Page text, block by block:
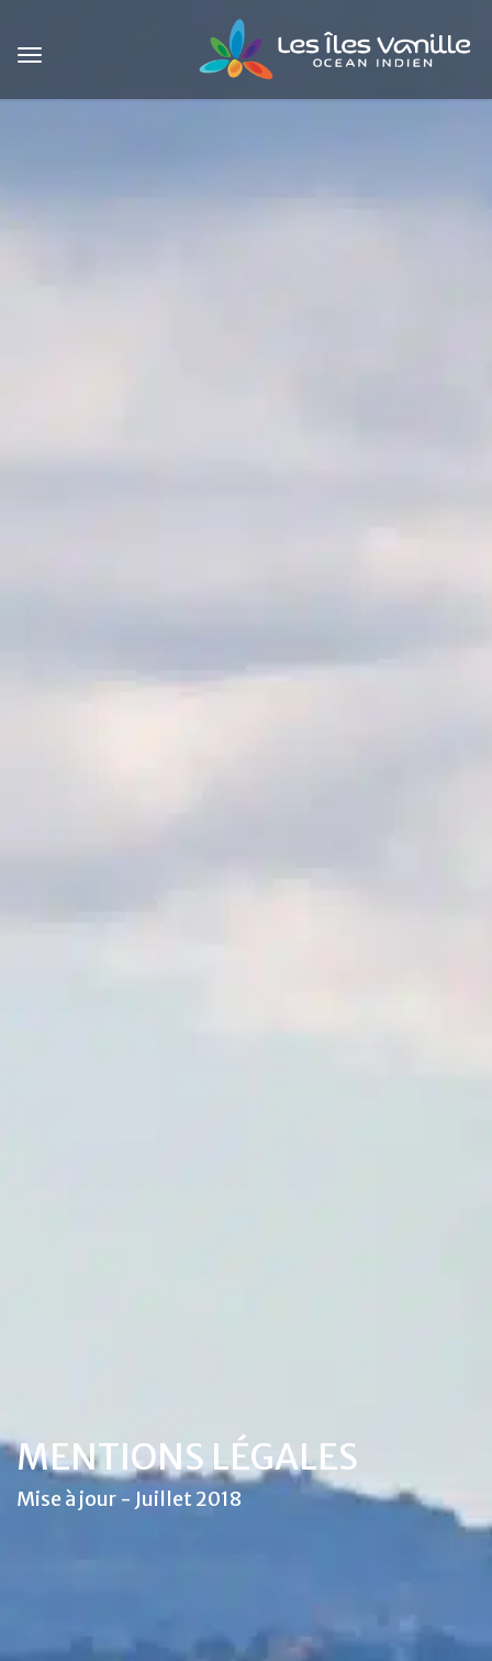
MENTIONS LÉGALES
Mise à jour - Juillet 2018